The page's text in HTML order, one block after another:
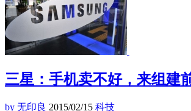
三星：手机卖不好，来组建
by 无印良 2015/02/15 科技